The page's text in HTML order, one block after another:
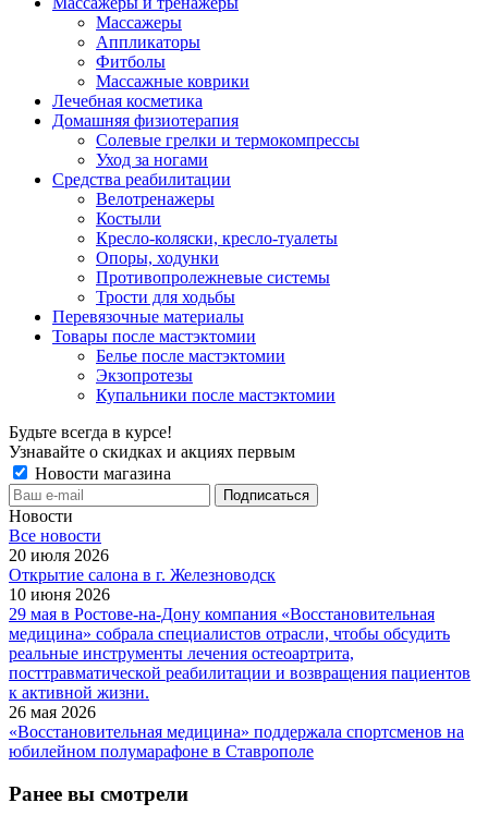
Массажеры
Аппликаторы
Фитболы
Массажные коврики
Лечебная косметика
Домашняя физиотерапия
Солевые грелки и термокомпрессы
Уход за ногами
Средства реабилитации
Велотренажеры
Костыли
Кресло-коляски, кресло-туалеты
Опоры, ходунки
Противопролежневые системы
Трости для ходьбы
Перевязочные материалы
Товары после мастэктомии
Белье после мастэктомии
Экзопротезы
Купальники после мастэктомии
Будьте всегда в курсе!
Узнавайте о скидках и акциях первым
Новости магазина
Новости
Все новости
20 июля 2026
Открытие салона в г. Железноводск
10 июня 2026
29 мая в Ростове-на-Дону компания «Восстановительная
медицина» собрала специалистов отрасли, чтобы обсудить
реальные инструменты лечения остеоартрита,
посттравматической реабилитации и возвращения пациентов
к активной жизни.
26 мая 2026
«Восстановительная медицина» поддержала спортсменов на
юбилейном полумарафоне в Ставрополе
Ранее вы смотрели